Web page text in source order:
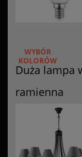
Duża lampa
ramienna
WYBÓR
KOLORÓW